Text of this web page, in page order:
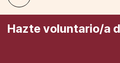
Hazte voluntario/a